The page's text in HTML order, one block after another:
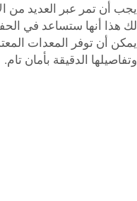
يجب أن تمر عبر العديد من
لك هذا أنها ستساعد في
يمكن أن توفر المعدات
وتفاصيلها الدقيقة بأمان تام.